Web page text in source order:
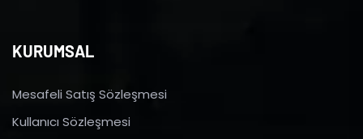
KURUMSAL
Mesafeli Satış Sözleşmesi
Kullanıcı Sözleşmesi